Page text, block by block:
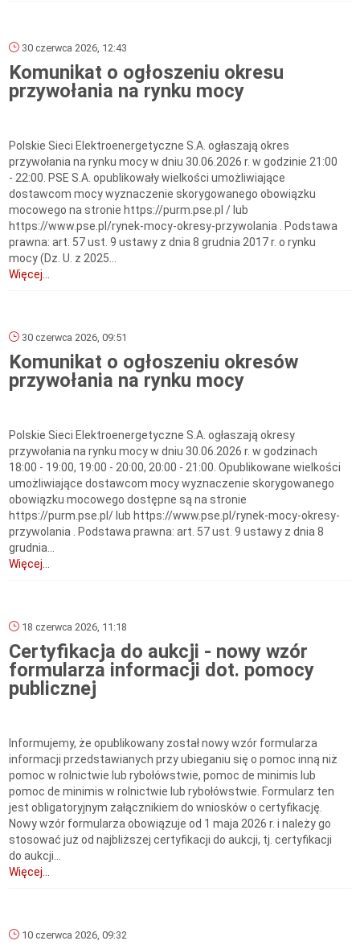
30 czerwca 2026, 12:43
Komunikat o ogłoszeniu okresu
przywołania na rynku mocy
Polskie Sieci Elektroenergetyczne S.A. ogłaszają okres
przywołania na rynku mocy w dniu 30.06.2026 r. w godzinie 21:00
- 22:00. PSE S.A. opublikowały wielkości umożliwiające
dostawcom mocy wyznaczenie skorygowanego obowiązku
mocowego na stronie https://purm.pse.pl / lub
https://www.pse.pl/rynek-mocy-okresy-przywolania . Podstawa
prawna: art. 57 ust. 9 ustawy z dnia 8 grudnia 2017 r. o rynku
mocy (Dz. U. z 2025...
Więcej...
30 czerwca 2026, 09:51
Komunikat o ogłoszeniu okresów
przywołania na rynku mocy
Polskie Sieci Elektroenergetyczne S.A. ogłaszają okresy
przywołania na rynku mocy w dniu 30.06.2026 r. w godzinach
18:00 - 19:00, 19:00 - 20:00, 20:00 - 21:00. Opublikowane wielkości
umożliwiające dostawcom mocy wyznaczenie skorygowanego
obowiązku mocowego dostępne są na stronie
https://purm.pse.pl/ lub https://www.pse.pl/rynek-mocy-okresy-
przywolania . Podstawa prawna: art. 57 ust. 9 ustawy z dnia 8
grudnia...
Więcej...
18 czerwca 2026, 11:18
Certyfikacja do aukcji - nowy wzór
formularza informacji dot. pomocy
publicznej
Informujemy, że opublikowany został nowy wzór formularza
informacji przedstawianych przy ubieganiu się o pomoc inną niż
pomoc w rolnictwie lub rybołówstwie, pomoc de minimis lub
pomoc de minimis w rolnictwie lub rybołówstwie. Formularz ten
jest obligatoryjnym załącznikiem do wniosków o certyfikację.
Nowy wzór formularza obowiązuje od 1 maja 2026 r. i należy go
stosować już od najbliższej certyfikacji do aukcji, tj. certyfikacji
do aukcji...
Więcej...
10 czerwca 2026, 09:32